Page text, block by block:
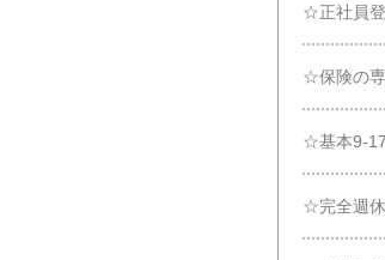
☆正社員
☆保険の
☆基本9-
☆完全週